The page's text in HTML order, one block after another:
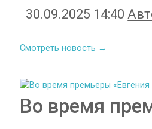
30.09.2025 14:40
Смотреть новость →
Во время